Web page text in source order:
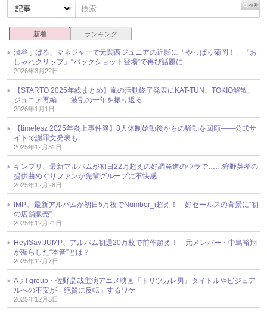
新着 ランキング
渋谷すばる、マネジャーで元関西ジュニアの近影に「やっぱり菊岡！」『お
しゃれクリップ』“バックショット登場”で再び話題に
2026年3月22日
【STARTO 2025年総まとめ】嵐の活動終了発表にKAT-TUN、TOKIO解散、
ジュニア再編……波乱の一年を振り返る
2026年1月1日
【timelesz 2025年炎上事件簿】8人体制始動後からの騒動を回顧――公式サ
イトで謝罪文発表も
2025年12月31日
キンプリ、最新アルバムが初日22万超えの好調発進のウラで……狩野英孝の
提供曲めぐりファンが先輩グループに不快感
2025年12月28日
IMP.、最新アルバムが初日5万枚でNumber_i超え！ 好セールスの背景に“初
の店舗販売”
2025年12月21日
Hey!Say!JUMP、アルバム初週20万枚で前作超え！ 元メンバー・中島裕翔
が漏らした“本音”とは？
2025年12月7日
Aぇ! group・佐野晶哉主演アニメ映画『トリツカレ男』タイトルやビジュア
ルへの不安が「絶賛に反転」するワケ
2025年12月3日